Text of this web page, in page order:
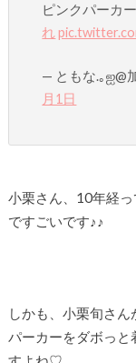
ピンクパーカ
れ
— ともな.｡ஐ@
月1日
小栗さん、10年経
ですごいです♪♪
しかも、小栗旬さ
パーカーをダボっと